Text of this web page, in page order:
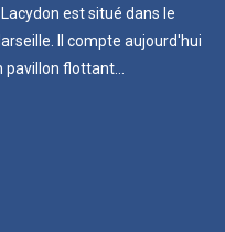
est situé dans le
Il compte aujourd'hui
flottant...